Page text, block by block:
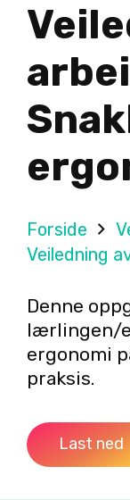
Forside
Veiledning
Denne
lærlingen/
ergonomi
praksis.
Last ned